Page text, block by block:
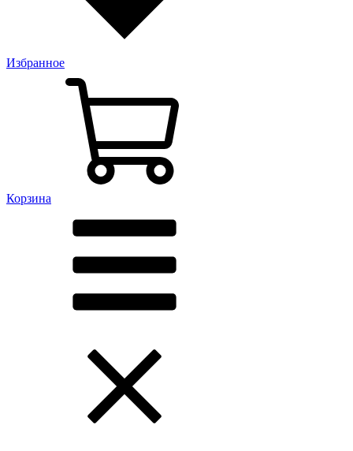
Избранное
Корзина